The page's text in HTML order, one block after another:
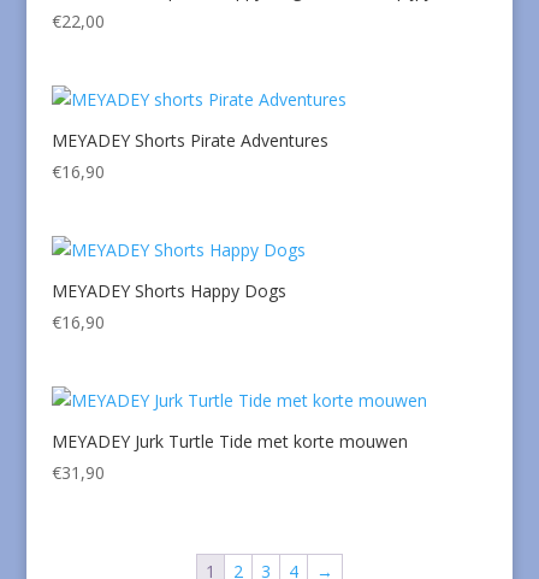
€22,00
MEYADEY Shorts Pirate Adventures
€16,90
MEYADEY Shorts Happy Dogs
€16,90
MEYADEY Jurk Turtle Tide met korte mouwen
€31,90
1 2 3 4 →